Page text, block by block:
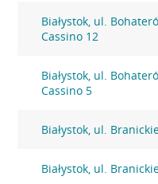
Białystok, ul.
Cassino 12
Białystok, ul.
Cassino 5
Białystok, ul.
Białystok, ul.